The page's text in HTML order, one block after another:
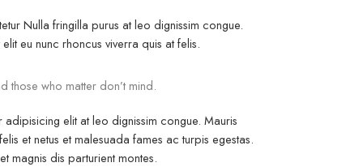
Nulla fringilla purus at leo dignissim congue.
eu nunc rhoncus viverra quis at felis.
those who matter don’t mind.
elit at leo dignissim congue. Mauris
et netus et malesuada fames ac turpis egestas.
magnis dis parturient montes.